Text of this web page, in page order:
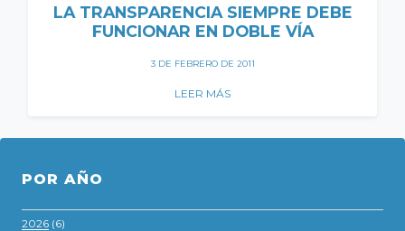
LA TRANSPARENCIA SIEMPRE DEBE
FUNCIONAR EN DOBLE VÍA
3 DE FEBRERO DE 2011
LEER MÁS
POR AÑO
2026 (6)